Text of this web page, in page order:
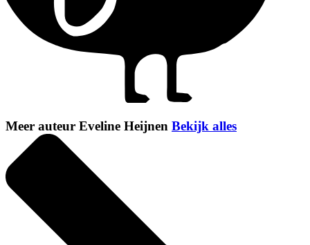
Meer auteur Eveline Heijnen Bekijk alles